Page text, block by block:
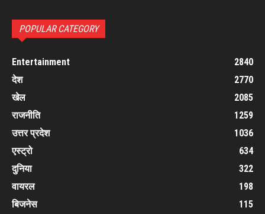
POPULAR CATEGORY
Entertainment
2840
देश
2770
खेल
2085
राजनीति
1259
उत्तर प्रदेश
1036
एस्ट्रो
634
दुनिया
322
वायरल
198
बिजनेस
115